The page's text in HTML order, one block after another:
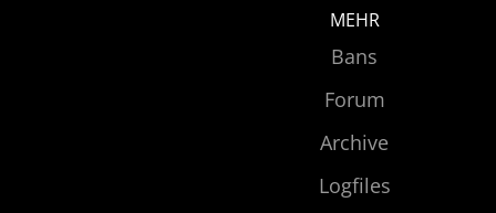
MEHR
Bans
Forum
Archive
Logfiles